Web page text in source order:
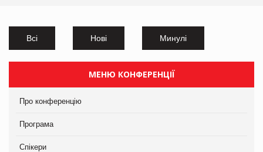
Всі Нові Минулі
МЕНЮ КОНФЕРЕНЦІЇ
Про конференцію
Програма
Спікери